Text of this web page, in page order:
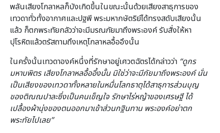
พลันเสียงโกลาหลก็บังเกิดขึ้นในขณะนั้นด้วยเสียงสาธุการของ
เทวดาทั่วทั้งอากาศและปฐพี พระมหากษัตริย์ได้ทรงสดับเสียงนั้น
แล้ว ก็ตกพระทัยกลัวว่าจะมีมรณภัยมาถึงพระองค์ รับสั่งให้หา
ปุโรหิตแล้วตรัสถามถึงเหตุโกลาหลอื้ออึงนั้น
ในครั้งนั้นเทวดาองค์หนึ่งที่รักษาอยู่เศวตฉัตรได้กล่าวว่า “ดูกร
มหาบพิตร เสียงโกลาหลอื้ออึ้งนั้น มิใช่ว่าจะมีภัยมาถึงพระองค์ นั่น
เป็นเสียงของเทวดาทั้งหลายในหมื่นโลกธาตุได้สาธุการส่วนบุญ
ของติณณปาละซึ่งเป็นคนเข็ญใจ รักษาไร่หญ้าของเศรษฐี ได้
เปลื้องผ้านุ่งของตนออกมาเข้าส่วนกฐินทาน พระองค์อย่าตก
พระทัยไปเลย”